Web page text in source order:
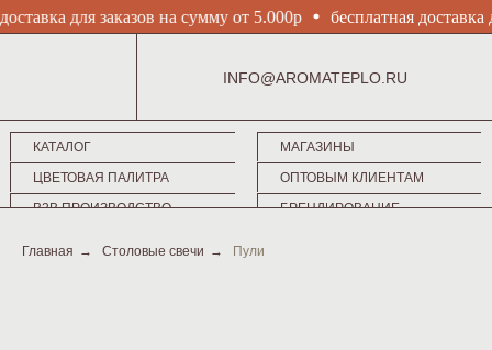
для заказов на сумму от 5.000р бесплатная
INFO@AROMATEPLO.RU
TEPLO
КАТАЛОГ
МАГАЗИНЫ
ЦВЕТОВАЯ ПАЛИТРА
ОПТОВЫМ КЛИЕНТАМ
B2B ПРОИЗВОДСТВО
БРЕНДИРОВАНИЕ
декоративные
Главная → Столовые свечи → Пули